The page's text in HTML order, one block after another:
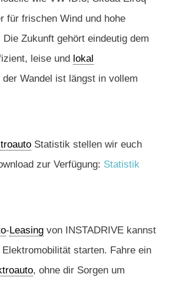
für frischen Wind und hohe
Zukunft gehört eindeutig dem
leise und lokal
der Wandel ist längst in vollem
Statistik stellen wir euch
zur Verfügung: Statistik
- Leasing von INSTADRIVE kannst
starten. Fahre ein
, ohne dir Sorgen um